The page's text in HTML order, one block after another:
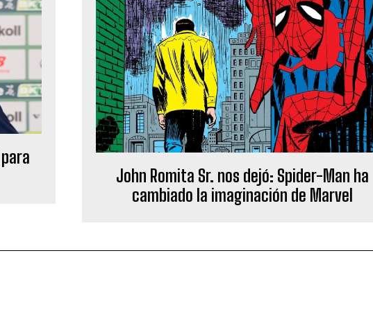
John Romita Sr. nos dejó: Spider-Man ha
cambiado la imaginación de Marvel